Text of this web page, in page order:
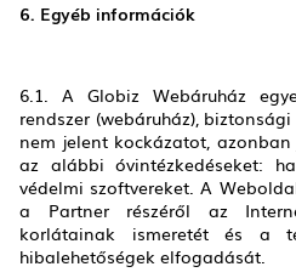
6. Egyéb információk
6.1. A Globiz Webáruház
rendszer (webáruház),
nem jelent kockázatot,
az alábbi óvintézkedéseket:
védelmi szoftvereket. A
a Partner részéről az
korlátainak ismeretét és a
hibalehetőségek elfogadását.